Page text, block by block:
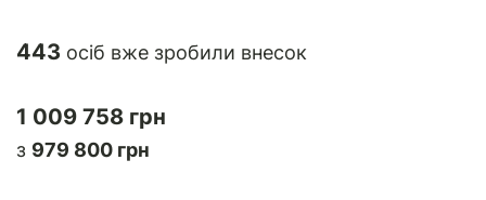
443 осіб вже зробили внесок
1 009 758 грн
з 979 800 грн